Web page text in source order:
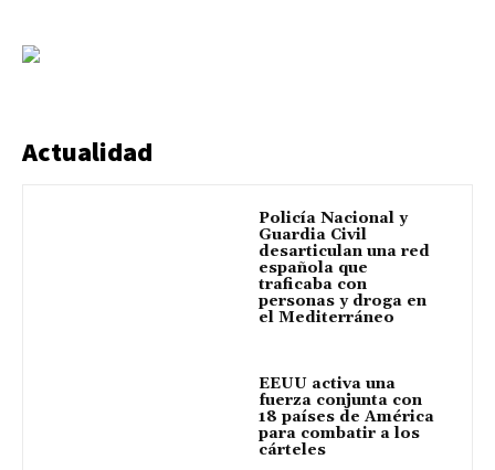
Actualidad
Policía Nacional y
Guardia Civil
desarticulan una red
española que
traficaba con
personas y droga en
el Mediterráneo
EEUU activa una
fuerza conjunta con
18 países de América
para combatir a los
cárteles